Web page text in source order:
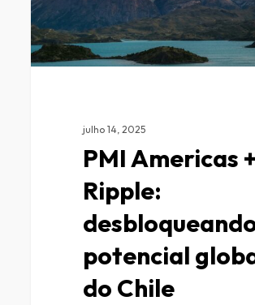
julho 14, 2025
PMI Americas +
Ripple:
potencial
do Chile